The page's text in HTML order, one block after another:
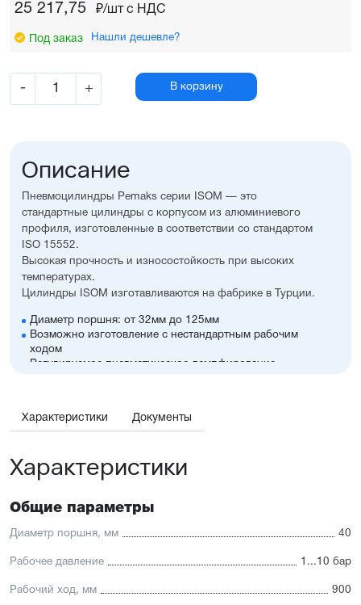
25 217,75 ₽/шт c НДС
Под заказ Нашли дешевле?
- + В корзину
Описание
Пневмоцилиндры Pemaks серии ISOM — это
стандартные цилиндры с корпусом из алюминиевого
профиля, изготовленные в соответствии со стандартом
ISO 15552.
Высокая прочность и износостойкость при высоких
температурах.
Цилиндры ISOM изготавливаются на фабрике в Турции.
Диаметр поршня: от 32мм до 125мм
Возможно изготовление с нестандартным рабочим
ходом
Регулируемое пневматическое демпфирование
Корпус из алюминия с элоксаловым покрытием,
Характеристики Документы
Характеристики
Общие параметры
Диаметр поршня, мм 40
Рабочее давление 1...10 бар
Рабочий ход, мм 900